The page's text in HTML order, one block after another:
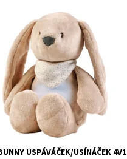
Skladem
Nattou
USPÁVÁČEK/USÍNÁČEK 4V1